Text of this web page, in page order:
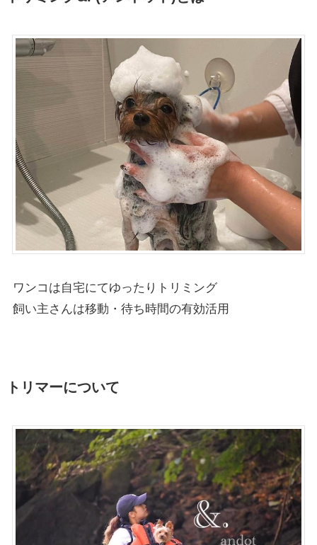
ワンコは自宅にてゆったりトリミング
飼い主さんは移動・待ち時間の有効活用
トリマーについて